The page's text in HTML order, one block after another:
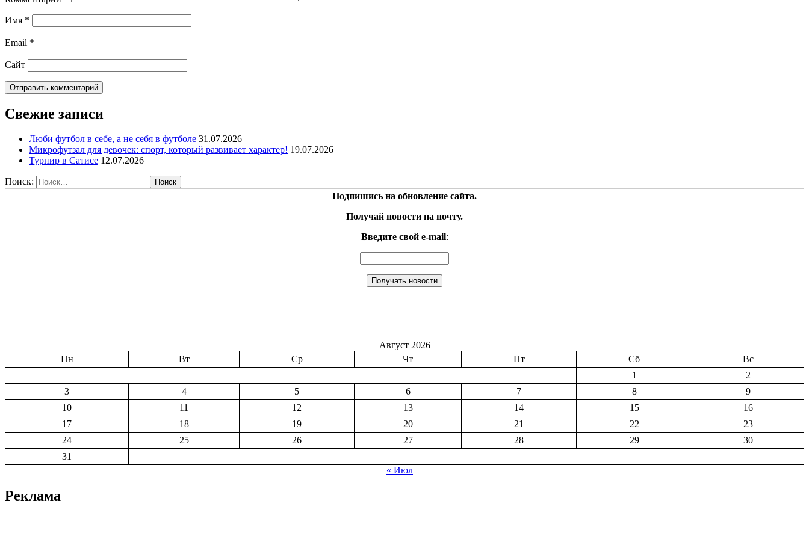
Имя *
Email *
Сайт
Свежие записи
Люби футбол в себе, а не себя в футболе 31.07.2026
Микрофутзал для девочек: спорт, который развивает характер! 19.07.2026
Турнир в Сатисе 12.07.2026
Поиск:
Подпишись на обновление сайта.
Получай новости на почту.
Введите свой e-mail:
Август 2026
Пн
Вт Ср Чт Пт Сб
Вс
1
2
3
4 5 6 7 8
9
10
11 12 13 14 15
16
17
18 19 20 21 22
23
24
25 26 27 28 29
30
31
« Июл
Реклама